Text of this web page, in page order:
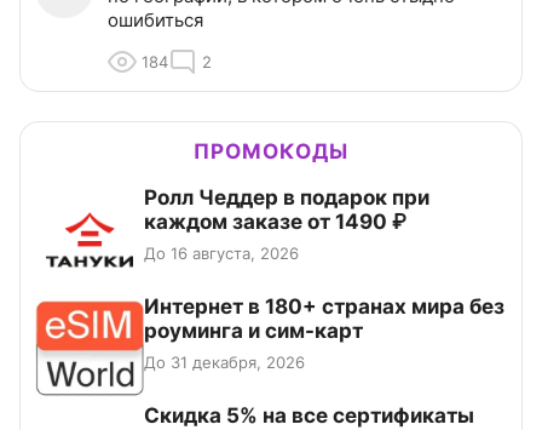
ошибиться
184 2
ПРОМОКОДЫ
Ролл Чеддер в подарок при
каждом заказе от 1490 ₽
До 16 августа, 2026
Интернет в 180+ странах мира без
роуминга и сим-карт
До 31 декабря, 2026
Скидка 5% на все сертификаты